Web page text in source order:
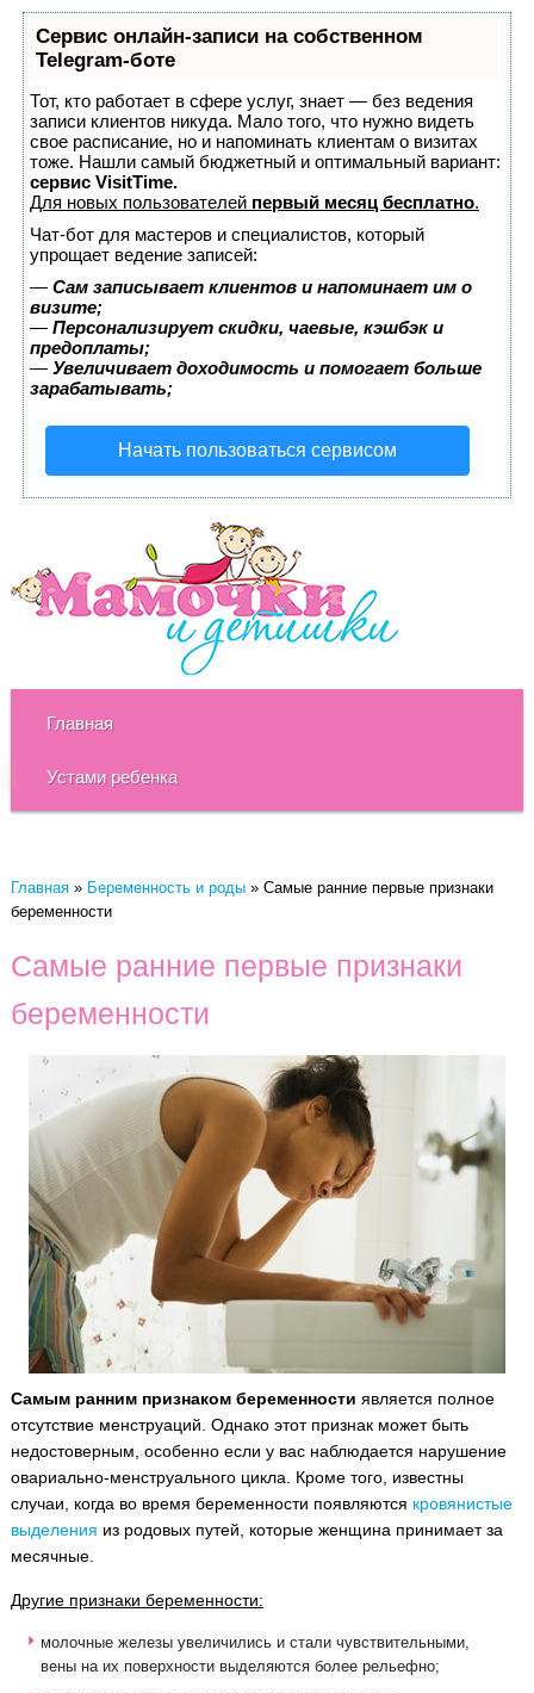
Сервис онлайн-записи на собственном
Telegram-боте
Тот, кто работает в сфере услуг, знает — без ведения
записи клиентов никуда. Мало того, что нужно видеть
свое расписание, но и напоминать клиентам о визитах
тоже. Нашли самый бюджетный и оптимальный вариант:
сервис VisitTime.
Для новых пользователей первый месяц бесплатно.
Чат-бот для мастеров и специалистов, который
упрощает ведение записей:
— Сам записывает клиентов и напоминает им о
визите;
— Персонализирует скидки, чаевые, кэшбэк и
предоплаты;
— Увеличивает доходимость и помогает больше
зарабатывать;
Начать пользоваться сервисом
Главная
Устами ребенка
Главная» Беременность и роды» Самые ранние первые признаки
беременности
Самые ранние первые признаки
беременности
Самым ранним признаком беременности является полное
отсутствие менструаций. Однако этот признак может быть
недостоверным, особенно если у вас наблюдается нарушение
овариально-менструального цикла. Кроме того, известны
случаи, когда во время беременности появляются кровянистые
выделения из родовых путей, которые женщина принимает за
месячные.
Другие признаки беременности:
молочные железы увеличились и стали чувствительными,
вены на их поверхности выделяются более рельефно;